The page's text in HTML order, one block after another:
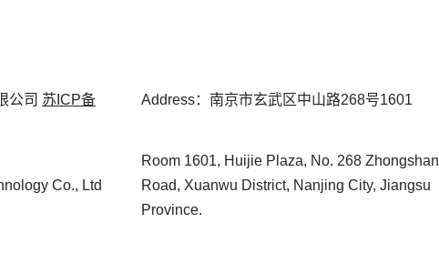
公司 苏ICP备
Co., Ltd
Address：南京市玄武区中山路268号1601
Room 1601, Huijie Plaza, No. 268 Zhongshan
Road, Xuanwu District, Nanjing City, Jiangsu
Province.